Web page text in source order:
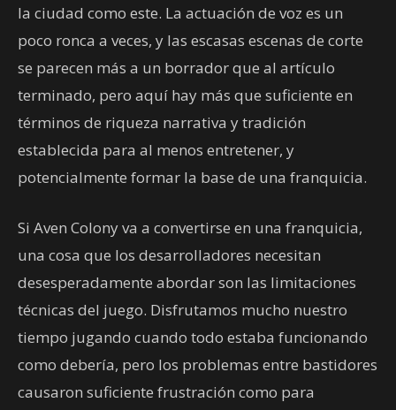
la ciudad como este. La actuación de voz es un
poco ronca a veces, y las escasas escenas de corte
se parecen más a un borrador que al artículo
terminado, pero aquí hay más que suficiente en
términos de riqueza narrativa y tradición
establecida para al menos entretener, y
potencialmente formar la base de una franquicia.
Si Aven Colony va a convertirse en una franquicia,
una cosa que los desarrolladores necesitan
desesperadamente abordar son las limitaciones
técnicas del juego. Disfrutamos mucho nuestro
tiempo jugando cuando todo estaba funcionando
como debería, pero los problemas entre bastidores
causaron suficiente frustración como para